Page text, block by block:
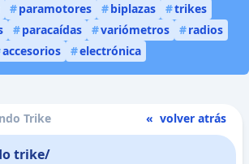
#paramotores #biplazas #trikes
#paracaídas #variómetros #radios
accesorios #electrónica
Trike « volver atrás
trike/